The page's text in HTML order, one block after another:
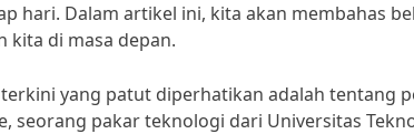
hari. Dalam artikel ini, kita akan membahas
kita di masa depan.
yang patut diperhatikan adalah tentang
seorang pakar teknologi dari Universitas